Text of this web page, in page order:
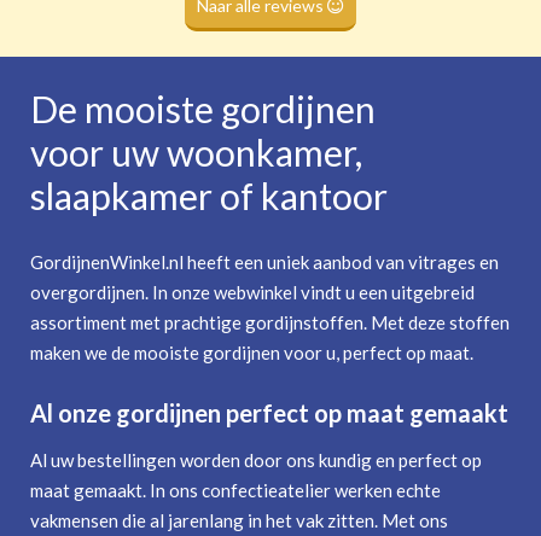
Naar alle reviews
De mooiste gordijnen
voor uw woonkamer,
slaapkamer of kantoor
GordijnenWinkel.nl heeft een uniek aanbod van vitrages en
overgordijnen. In onze webwinkel vindt u een uitgebreid
assortiment met prachtige gordijnstoffen. Met deze stoffen
maken we de mooiste gordijnen voor u, perfect op maat.
Al onze gordijnen perfect op maat gemaakt
Al uw bestellingen worden door ons kundig en perfect op
maat gemaakt. In ons confectieatelier werken echte
vakmensen die al jarenlang in het vak zitten. Met ons